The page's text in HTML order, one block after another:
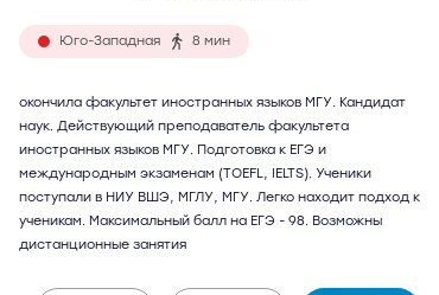
Юго-Западная 8 мин
окончила факультет иностранных языков МГУ. Кандидат
наук. Действующий преподаватель факультета
иностранных языков МГУ. Подготовка к ЕГЭ и
международным экзаменам (TOEFL, IELTS). Ученики
поступали в НИУ ВШЭ, МГЛУ, МГУ. Легко находит подход к
ученикам. Максимальный балл на ЕГЭ - 98. Возможны
дистанционные занятия